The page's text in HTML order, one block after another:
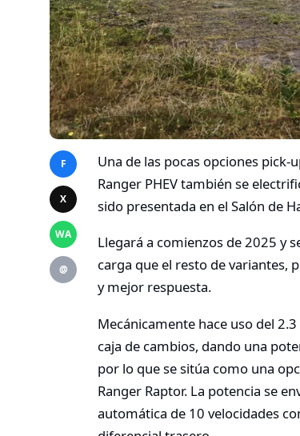
F
X
WA
@
Una de las pocas opciones
Ranger PHEV también se
sido presentada en el Salón de
Llegará a comienzos de 2025 y
carga que el resto de variantes,
y mejor respuesta.
Mecánicamente hace uso del
caja de cambios, dando una
por lo que se sitúa como una
Ranger Raptor. La potencia se
automática de 10 velocidades